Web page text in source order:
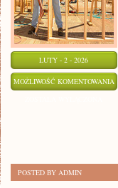
LUTY - 2 - 2026
MOŻLIWOŚĆ KOMENTOWANIA
POSTED BY ADMIN